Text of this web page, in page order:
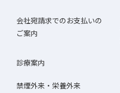
会社宛請求でのお支払いの
ご案内
診療案内
禁煙外来・栄養外来